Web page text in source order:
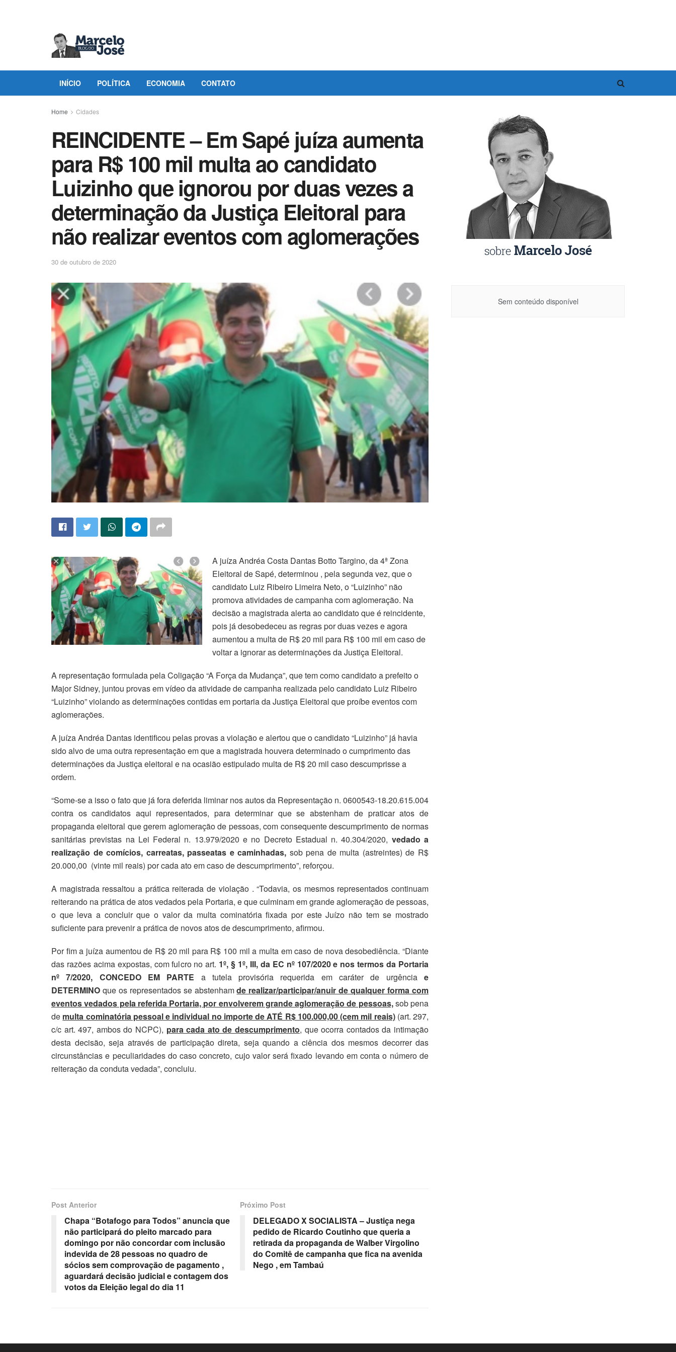
INÍCIO POLÍTICA ECONOMIA CONTATO
Home Cidades
REINCIDENTE – Em Sapé juíza aumenta
para R$ 100 mil multa ao candidato
Luizinho que ignorou por duas vezes a
determinação da Justiça Eleitoral para
não realizar eventos com aglomerações
30 de outubro de 2020
A juíza Andréa Costa Dantas Botto Targino, da 4ª Zona
Eleitoral de Sapé, determinou , pela segunda vez, que o
candidato Luiz Ribeiro Limeira Neto, o “Luizinho” não
promova atividades de campanha com aglomeração. Na
decisão a magistrada alerta ao candidato que é reincidente,
pois já desobedeceu as regras por duas vezes e agora
aumentou a multa de R$ 20 mil para R$ 100 mil em caso de
voltar a ignorar as determinações da Justiça Eleitoral.
A representação formulada pela Coligação “A Força da Mudança”, que tem como candidato a prefeito o
Major Sidney, juntou provas em vídeo da atividade de campanha realizada pelo candidato Luiz Ribeiro
“Luizinho” violando as determinações contidas em portaria da Justiça Eleitoral que proíbe eventos com
aglomerações.
A juíza Andréa Dantas identificou pelas provas a violação e alertou que o candidato “Luizinho” já havia
sido alvo de uma outra representação em que a magistrada houvera determinado o cumprimento das
determinações da Justiça eleitoral e na ocasião estipulado multa de R$ 20 mil caso descumprisse a
ordem.
“Some-se a isso o fato que já fora deferida liminar nos autos da Representação n. 0600543-18.20.615.004
contra os candidatos aqui representados, para determinar que se abstenham de praticar atos de
propaganda eleitoral que gerem aglomeração de pessoas, com consequente descumprimento de normas
sanitárias previstas na Lei Federal n. 13.979/2020 e no Decreto Estadual n. 40.304/2020, vedado a
realização de comícios, carreatas, passeatas e caminhadas, sob pena de multa (astreintes) de R$
20.000,00 (vinte mil reais) por cada ato em caso de descumprimento”, reforçou.
A magistrada ressaltou a prática reiterada de violação . “Todavia, os mesmos representados continuam
reiterando na prática de atos vedados pela Portaria, e que culminam em grande aglomeração de pessoas,
o que leva a concluir que o valor da multa cominatória fixada por este Juízo não tem se mostrado
suficiente para prevenir a prática de novos atos de descumprimento, afirmou.
Por fim a juíza aumentou de R$ 20 mil para R$ 100 mil a multa em caso de nova desobediência. “Diante
das razões acima expostas, com fulcro no art. 1º, § 1º, III, da EC nº 107/2020 e nos termos da Portaria
nº 7/2020,
CONCEDO EM PARTE a tutela provisória requerida em caráter de urgênciae
DETERMINO que os representados se abstenhamde realizar/participar/anuir de qualquer forma com
eventos vedados pela referida Portaria, por envolverem grande aglomeração de pessoas,sob pena
de multa cominatória pessoal e individual no importe de ATÉ R$ 100.000,00 (cem mil reais)(art. 297,
c/c art. 497, ambos do NCPC), para cada ato de descumprimento, que ocorra contados da intimação
desta decisão, seja através de participação direta, seja quando a ciência dos mesmos decorrer das
circunstâncias e peculiaridades do caso concreto, cujo valor será fixado levando em conta o número de
reiteração da conduta vedada”, concluiu.
Post Anterior
Chapa “Botafogo para Todos” anuncia que
não participará do pleito marcado para
domingo por não concordar com inclusão
indevida de 28 pessoas no quadro de
sócios sem comprovação de pagamento ,
aguardará decisão judicial e contagem dos
votos da Eleição legal do dia 11
Próximo Post
DELEGADO X SOCIALISTA – Justiça nega
pedido de Ricardo Coutinho que queria a
retirada da propaganda de Walber Virgolino
do Comitê de campanha que fica na avenida
Nego , em Tambaú
Sem conteúdo disponível